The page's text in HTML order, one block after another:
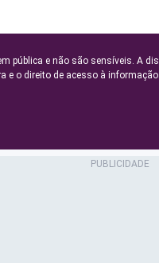
pública e não são sensíveis. A
e o direito de acesso à